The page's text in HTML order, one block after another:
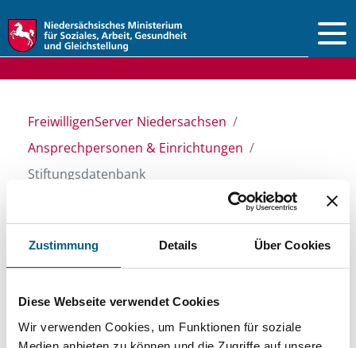
Zustimmung Details Über Cookies
Diese Webseite verwendet Cookies
Wir verwenden Cookies, um Funktionen für soziale
FreiwilligenServer Niedersachsen
Ansprechpersonen & Einrichtungen
Stiftungsdatenbank
Stiftungsdatenbank
Recherchieren Sie in unserer
Stiftungsdatenbank nach Themen, Kategorien,